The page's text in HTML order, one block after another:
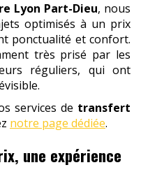
Lyon Part-Dieu, nous
optimisés à un prix
ponctualité et confort.
très prisé par les
réguliers, qui ont
services de transfert
notre page dédiée.
une expérience